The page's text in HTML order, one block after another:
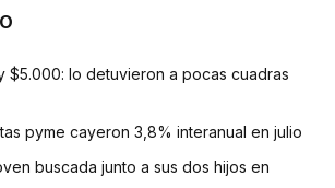
$5.000: lo detuvieron a pocas cuadras
pyme cayeron 3,8% interanual en julio
buscada junto a sus dos hijos en